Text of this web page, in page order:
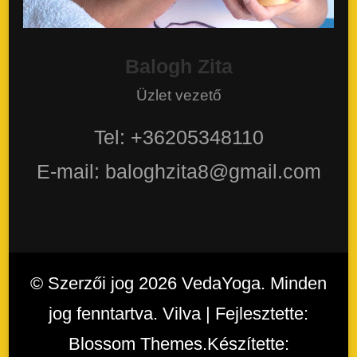
Balogh Zita
Üzlet vezető
Tel: +36205348110
E-mail: baloghzita8@gmail.com
© Szerzői jog 2026 VedaYoga. Minden
jog fenntartva. Vilva | Fejlesztette:
Blossom Themes.Készítette: